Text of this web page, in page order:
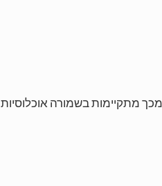
זוכה להגנה מירבית, וכתוצאה מכך